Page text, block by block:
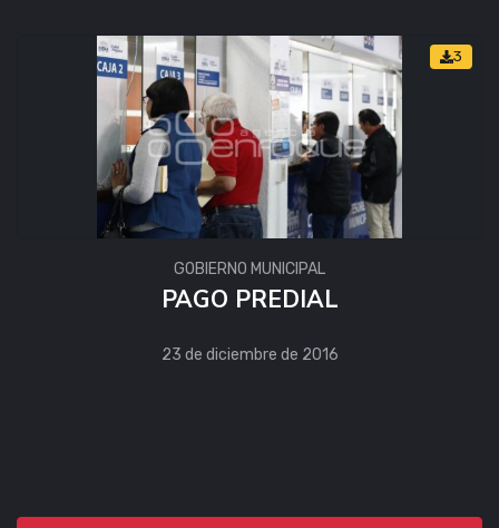
3
GOBIERNO MUNICIPAL
PAGO PREDIAL
23 de diciembre de 2016